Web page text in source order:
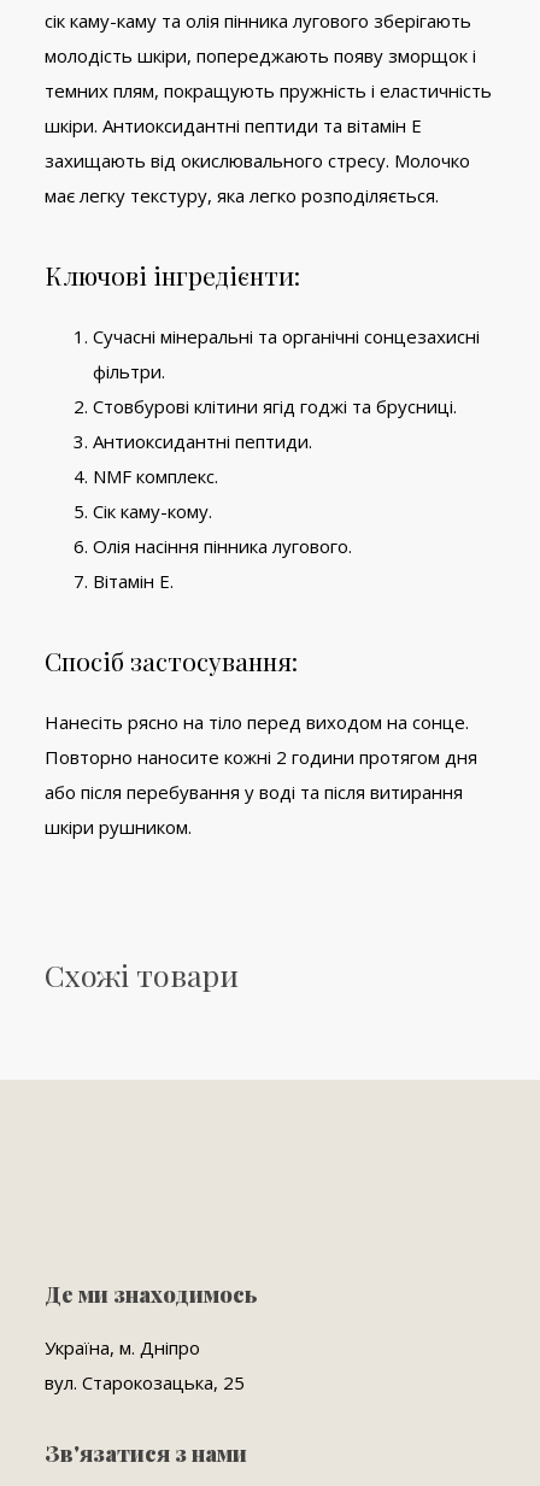
сік каму-каму та олія пінника лугового зберігають
молодість шкіри, попереджають появу зморщок і
темних плям, покращують пружність і еластичність
шкіри. Антиоксидантні пептиди та вітамін Е
захищають від окислювального стресу. Молочко
має легку текстуру, яка легко розподіляється.
Ключові інгредієнти:
Сучасні мінеральні та органічні сонцезахисні
фільтри.
Стовбурові клітини ягід годжі та брусниці.
Антиоксидантні пептиди.
NMF комплекс.
Сік каму-кому.
Олія насіння пінника лугового.
Вітамін Е.
Спосіб застосування:
Нанесіть рясно на тіло перед виходом на сонце.
Повторно наносите кожні 2 години протягом дня
або після перебування у воді та після витирання
шкіри рушником.
Схожі товари
Де ми знаходимось
Україна, м. Дніпро
вул. Старокозацька, 25
Зв'язатися з нами